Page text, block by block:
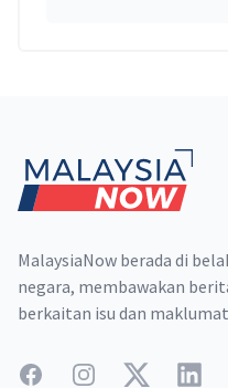
MalaysiaNow berada di
negara, membawakan
berkaitan isu dan
FacebookInstagramTwitter